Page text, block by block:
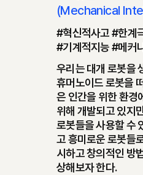
(Mechanical
#혁신적사고 #한계
#기계적지능 #메커
우리는 대개 로봇을
휴머노이드 로봇을
은 인간을 위한 환경
위해 개발되고 있지
로봇들을 사용할 수
고 흥미로운 로봇들
시하고 창의적인 방
상해보자 한다.